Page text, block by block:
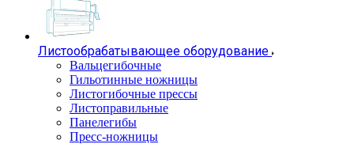
Листообрабатывающее оборудование
Вальцегибочные
Гильотинные ножницы
Листогибочные прессы
Листоправильные
Панелегибы
Пресс-ножницы